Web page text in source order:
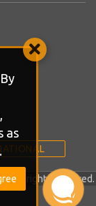
All rights reserved.
as